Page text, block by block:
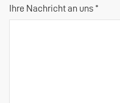
Ihre Nachricht an uns *